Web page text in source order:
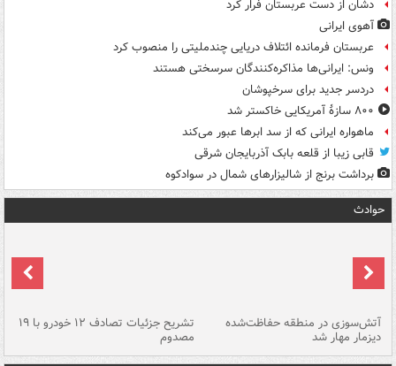
دشان از دست عربستان فرار کرد
آهوی ایرانی
عربستان فرمانده ائتلاف دریایی چندملیتی را منصوب کرد
ونس: ایرانی‌ها مذاکره‌کنندگان سرسختی هستند
دردسر جدید برای سرخپوشان
۸۰۰ سازۀ آمریکایی خاکستر شد
ماهواره ایرانی که از سد ابرها عبور می‌کند
قابی زیبا از قلعه بابک آذربایجان شرقی
برداشت برنج از شالیزارهای شمال در سوادکوه
حوادث
آتش‌سوزی در منطقه حفاظت‌شده
دیزمار مهار شد
تشریح جزئیات تصادف ۱۲ خودرو با ۱۹
مصدوم